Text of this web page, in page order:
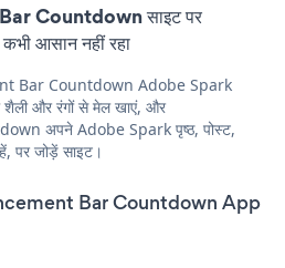
Countdown साइट पर
आसान नहीं रहा
Bar Countdown Adobe Spark
शैली और रंगों से मेल खाएं, और
अपने Adobe Spark पृष्ठ, पोस्ट,
पर जोड़ें साइट।
Bar Countdown App